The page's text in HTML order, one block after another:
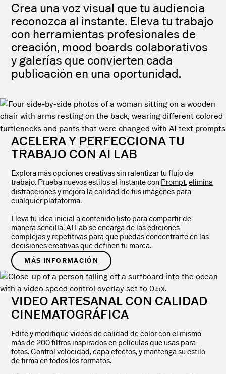
Crea una voz visual que tu audiencia
reconozca al instante. Eleva tu trabajo
con herramientas profesionales de
creación, mood boards colaborativos
y galerías que convierten cada
publicación en una oportunidad.
ACELERA Y PERFECCIONA TU
TRABAJO CON AI LAB
Explora más opciones creativas sin ralentizar tu flujo de
trabajo. Prueba nuevos estilos al instante con Prompt,elimina
distraccionesy mejora la calidad de tus imágenes para
cualquier plataforma.
Lleva tu idea inicial a contenido listo para compartir de
manera sencilla.AI Lab se encarga de las ediciones
complejas y repetitivas para que puedas concentrarte en las
decisiones creativas que definen tu marca.
MÁS INFORMACIÓN
VIDEO ARTESANAL CON CALIDAD
CINEMATOGRÁFICA
Edite y modifique videos de calidad de color con el mismo
más de 200 filtros inspirados en películasque usas para
fotos. Controlvelocidad, capaefectos, y mantenga su estilo
de firma en todos los formatos.